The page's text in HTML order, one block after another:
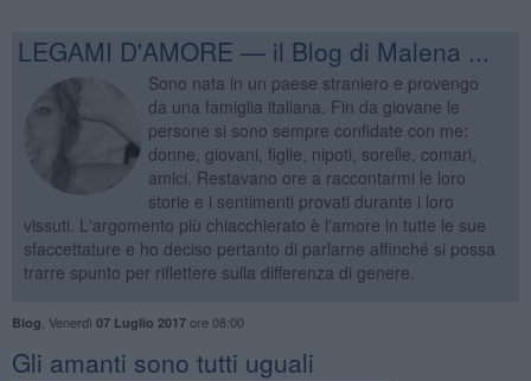
LEGAMI D'AMORE — il Blog di Malena ...
Sono nata in un paese straniero e provengo
da una famiglia italiana. Fin da giovane le
persone si sono sempre confidate con me:
donne, giovani, figlie, nipoti, sorelle, comari,
amici. Restavano ore a raccontarmi le loro
storie e i sentimenti provati durante i loro
vissuti. L'argomento più chiacchierato è l'amore in tutte le sue
sfaccettature e ho deciso pertanto di parlarne affinché si possa
trarre spunto per riflettere sulla differenza di genere.
Blog Venerdì 07 Luglio 2017ore 08:00
Gli amanti sono tutti uguali